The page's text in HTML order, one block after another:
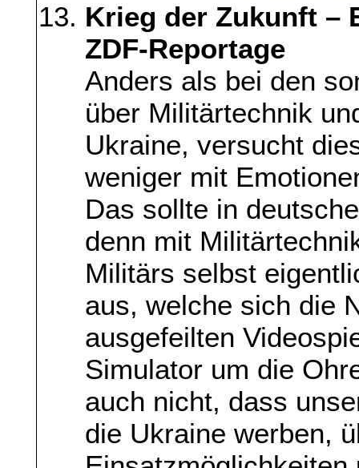
Krieg der Zukunft –
ZDF-Reportage
Anders als bei den
über Militärtechnik
Ukraine, versucht
weniger mit
Das sollte in
denn mit
Militärs selbst
aus, welche sich die
ausgefeilten
Simulator um die
auch nicht, dass
die Ukraine werben,